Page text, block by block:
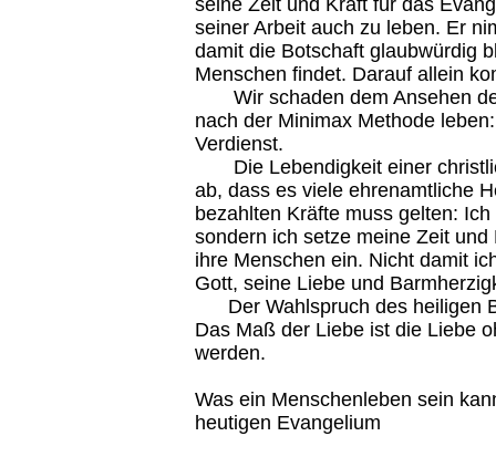
seine Zeit und Kraft für das
seiner Arbeit auch zu leben. Er
damit die Botschaft glaubwürdig
Menschen findet. Darauf allein
Wir schaden dem Ansehen
nach der Minimax Methode
Verdienst.
Die Lebendigkeit einer
ab, dass es viele ehrenamtliche
bezahlten Kräfte muss gelten:
sondern ich setze meine Zeit
ihre Menschen ein. Nicht damit
Gott, seine Liebe und
Der Wahlspruch des heiligen
Das Maß der Liebe ist die Liebe
werden.
Was ein Menschenleben sein
heutigen Evangelium